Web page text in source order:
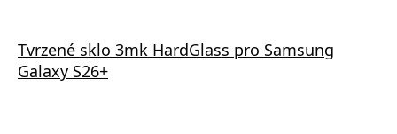
Tvrzené sklo 3mk HardGlass pro Samsung
Galaxy S26+